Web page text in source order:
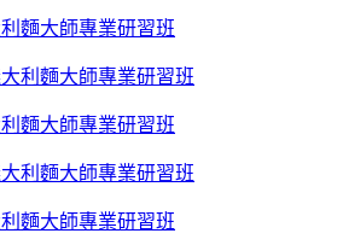
麵大師專業研習班
麵大師專業研習班
麵大師專業研習班